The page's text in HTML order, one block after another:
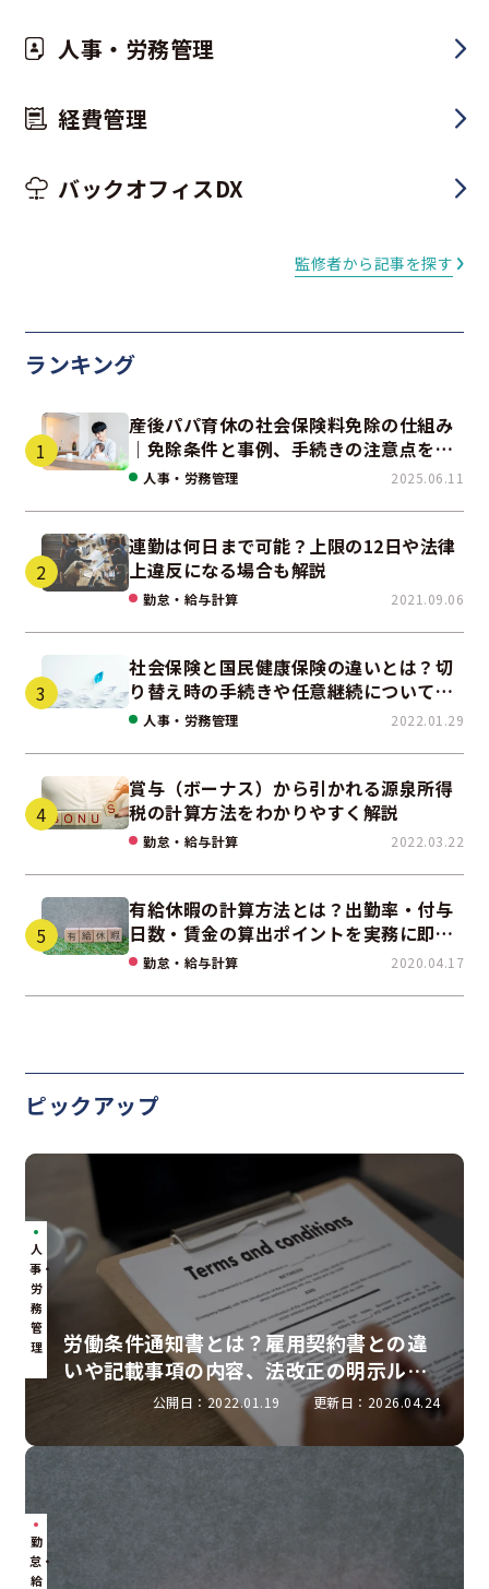
人事・労務管理
経費管理
バックオフィスDX
監修者から記事を探す
ランキング
産後パパ育休の社会保険料免除の仕組み
｜免除条件と事例、手続きの注意点を解
説 人事・労務管理 2025.06.11
連勤は何日まで可能？上限の12日や法律
上違反になる場合も解説
勤怠・給与計算 2021.09.06
社会保険と国民健康保険の違いとは？切
り替え時の手続きや任意継続について解
説！
人事・労務管理 2022.01.29
賞与（ボーナス）から引かれる源泉所得
税の計算方法をわかりやすく解説
勤怠・給与計算 2022.03.22
有給休暇の計算方法とは？出勤率・付与
日数・賃金の算出ポイントを実務に即し
て解説
勤怠・給与計算 2020.04.17
ピックアップ
人
事・
労
務
管
理
労働条件通知書とは？雇用契約書との違
いや記載事項の内容、法改正の明示ルー
ルを解説
公開日：2022.01.19 更新日：2026.04.24
勤
怠・
給